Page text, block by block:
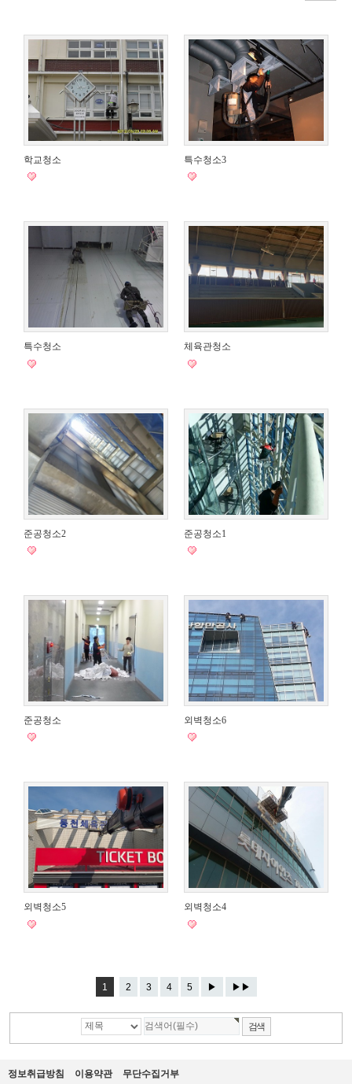
학교청소 특수청소3
특수청소 체육관청소
준공청소2 준공청소1
준공청소 외벽청소6
외벽청소5 외벽청소4
1 2 3 4 5 ▶ ▶▶
정보취급방침 이용약관 무단수집거부